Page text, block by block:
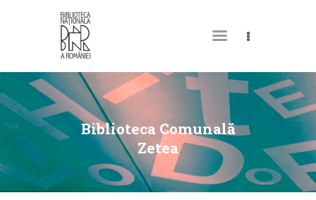
Biblioteca Comunală
Zetea
DESPRE NOI
PERMISUL MEU DE
BIBLIOTECĂ
CATALOAGE ȘI
COLECȚII